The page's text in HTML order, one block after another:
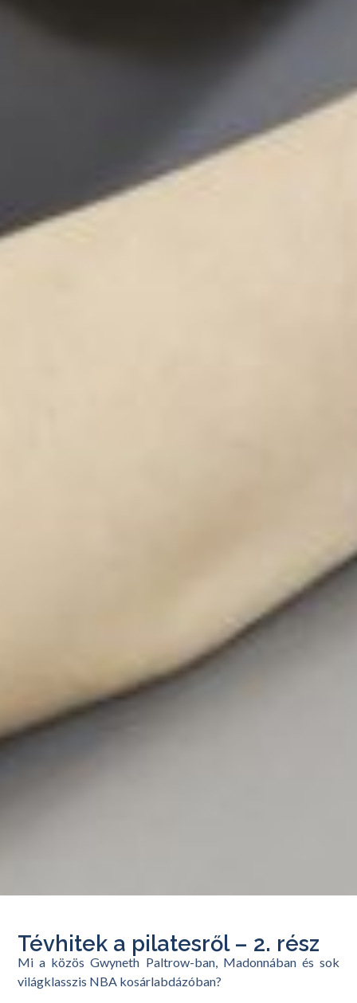
Tévhitek a pilatesről – 2. rész
Mi a közös Gwyneth Paltrow-ban, Madonnában és sok
világklasszis NBA kosárlabdázóban?